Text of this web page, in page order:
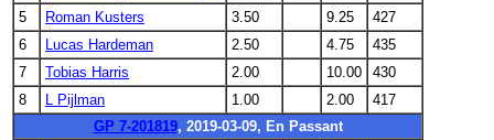
5
Roman Kusters 3.50 9.25
427
6
Lucas Hardeman 2.50 4.75
435
7
Tobias Harris 2.00 10.00
430
8
L Pijlman 1.00 2.00
417
GP 7-201819, 2019-03-09, En Passant